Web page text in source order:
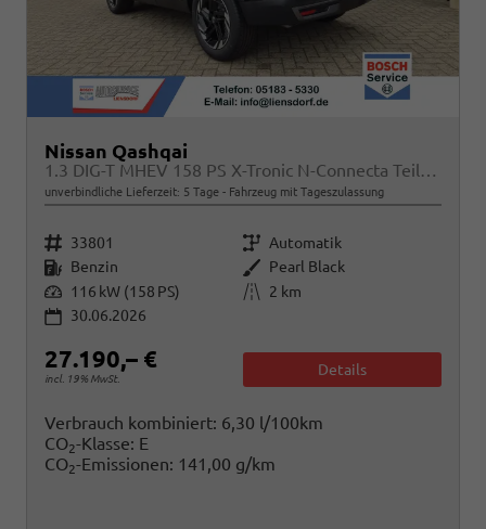
Nissan Qashqai
1.3 DIG-T MHEV 158 PS X-Tronic N-Connecta Teil-Leder PanoGlasdach Klimaautomatik Sitzheizung Lenkradheizung Navi ACC PDC v+h 360°Kamera DAB Bluetooth Touchscreen Apple CarPlay Android Auto 18"LM
unverbindliche Lieferzeit: 5 Tage Fahrzeug mit Tageszulassung
Fahrzeugnr. 33801 Getriebe Automatik
Kraftstoff Benzin Außenfarbe Pearl Black
Leistung 116 kW (158 PS) Kilometerstand
2 km
30.06.2026
27.190,– €
incl. 19% MwSt.
Details
Verbrauch kombiniert: 6,30 l/100km
CO2-Klasse: E
CO2-Emissionen: 141,00 g/km